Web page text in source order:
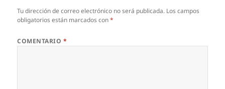
Tu dirección de correo electrónico no será publicada. Los campos
obligatorios están marcados con*
COMENTARIO *